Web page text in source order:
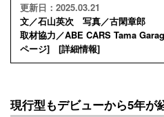
更新日：2025.03.21
文／石山英次 写真／古閑章郎
取材協力／ABE CARS Tama
ページ] [詳細情報]
現行型もデビューから5年が